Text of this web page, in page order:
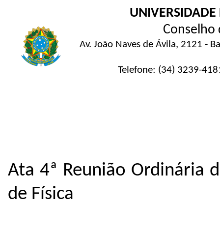
Conselho
Av. João Naves de Ávila, 2121 -
Telefone: (34) 3239-
Ata 4ª Reunião Ordinária
de Física